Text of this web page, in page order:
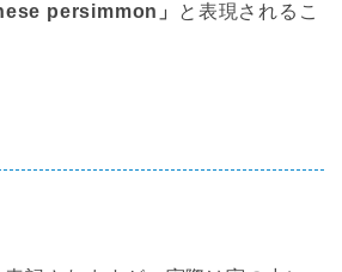
persimmon」
と表現されるこ